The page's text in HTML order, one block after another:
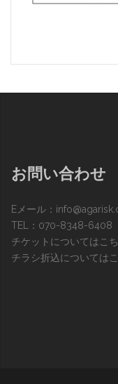
お問い合わせ
Eメール：
TEL：070-8348-6408
チケットについてはこ
チラシ折込については